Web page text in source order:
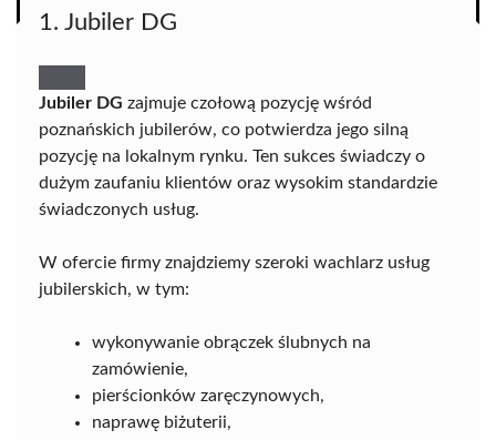
1. Jubiler DG
Jubiler DG zajmuje czołową pozycję wśród
poznańskich jubilerów, co potwierdza jego silną
pozycję na lokalnym rynku. Ten sukces świadczy o
dużym zaufaniu klientów oraz wysokim standardzie
świadczonych usług.
W ofercie firmy znajdziemy szeroki wachlarz usług
jubilerskich, w tym:
wykonywanie obrączek ślubnych na
zamówienie,
pierścionków zaręczynowych,
naprawę biżuterii,